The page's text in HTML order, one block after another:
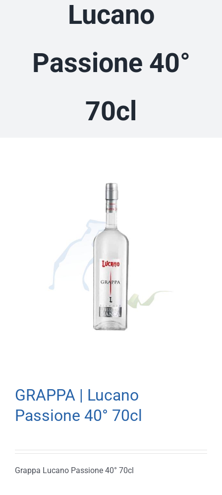
Lucano
Passione 40°
70cl
GRAPPA | Lucano
Passione 40° 70cl
Grappa Lucano Passione 40° 70cl